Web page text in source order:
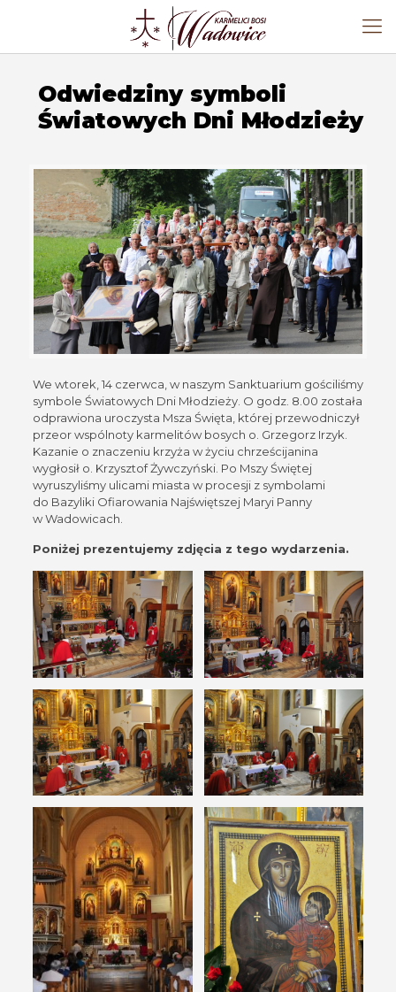
Odwiedziny symboli
Światowych Dni Młodzieży
We wtorek, 14 czerwca, w naszym Sanktuarium gościliśmy
symbole Światowych Dni Młodzieży. O godz. 8.00 została
odprawiona uroczysta Msza Święta, której przewodniczył
przeor wspólnoty karmelitów bosych o. Grzegorz Irzyk.
Kazanie o znaczeniu krzyża w życiu chrześcijanina
wygłosił o. Krzysztof Żywczyński. Po Mszy Świętej
wyruszyliśmy ulicami miasta w procesji z symbolami
do Bazyliki Ofiarowania Najświętszej Maryi Panny
w Wadowicach.
Poniżej prezentujemy zdjęcia z tego wydarzenia.